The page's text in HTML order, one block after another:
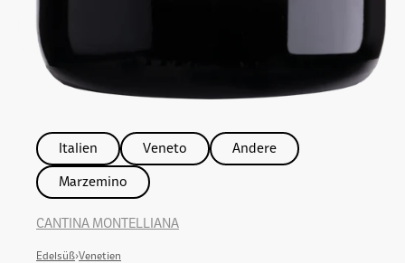
Italien Veneto Andere
Marzemino
CANTINA MONTELLIANA
Edelsüß›Venetien